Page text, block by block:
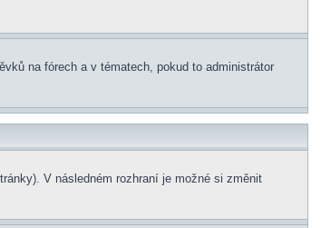
na fórech a v tématech, pokud to administrátor
V následném rozhraní je možné si změnit